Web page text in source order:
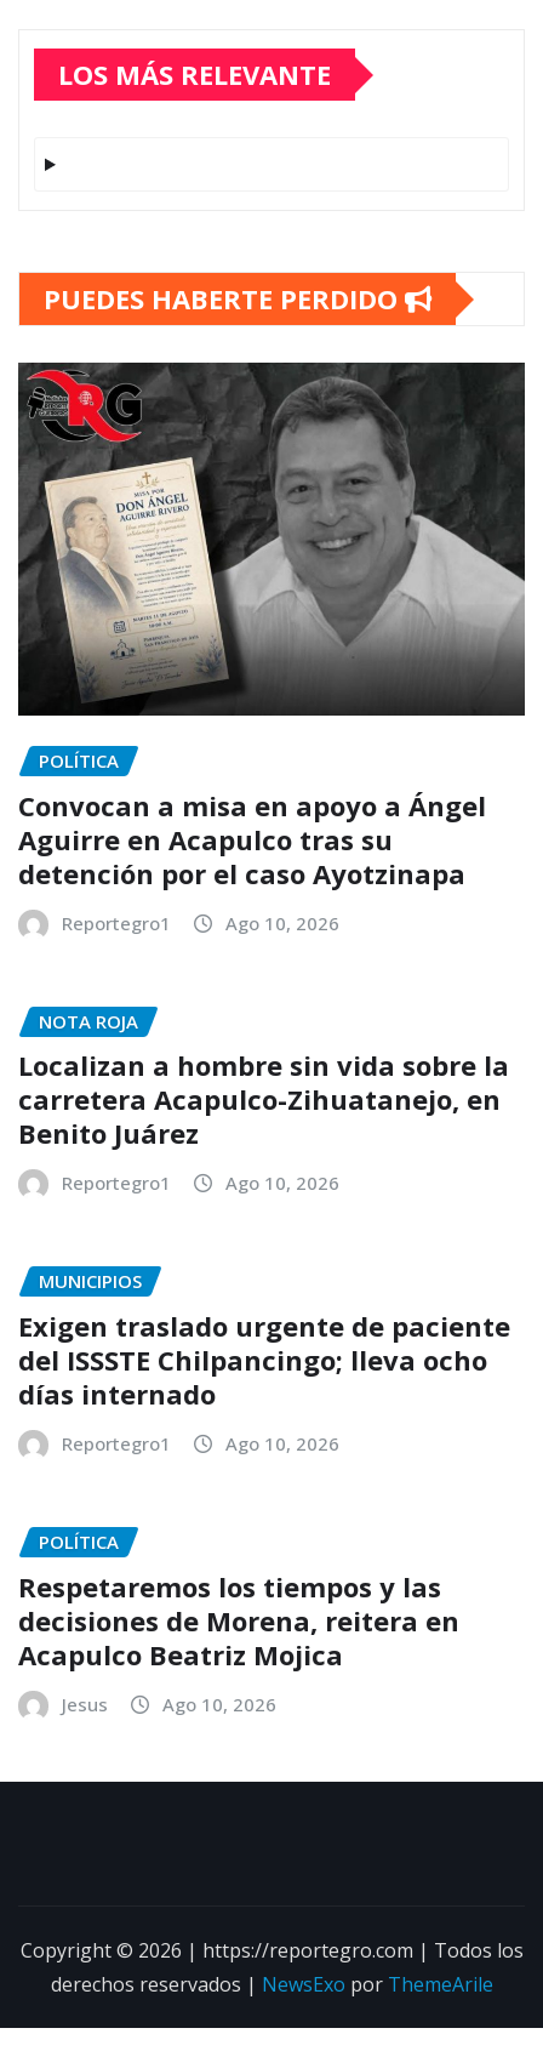
LOS MÁS RELEVANTE
PUEDES HABERTE PERDIDO
POLÍTICA
Convocan a misa en apoyo a Ángel
Aguirre en Acapulco tras su
detención por el caso Ayotzinapa
Reportegro1 Ago 10, 2026
NOTA ROJA
Localizan a hombre sin vida sobre la
carretera Acapulco-Zihuatanejo, en
Benito Juárez
Reportegro1 Ago 10, 2026
MUNICIPIOS
Exigen traslado urgente de paciente
del ISSSTE Chilpancingo; lleva ocho
días internado
Reportegro1 Ago 10, 2026
POLÍTICA
Respetaremos los tiempos y las
decisiones de Morena, reitera en
Acapulco Beatriz Mojica
Jesus Ago 10, 2026
Copyright © 2026 | https://reportegro.com | Todos los
derechos reservados | NewsExo por ThemeArile